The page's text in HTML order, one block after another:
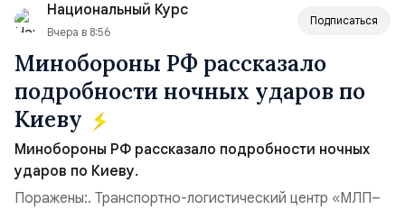
(1998–2002 г...
Национальный Курс
Вчера в 8:56
Подписаться
Минобороны РФ рассказало
подробности ночных ударов по
Киеву
Минобороны РФ рассказало подробности ночных
ударов по Киеву.
Поражены:. Транспортно-логистический центр «МЛП–